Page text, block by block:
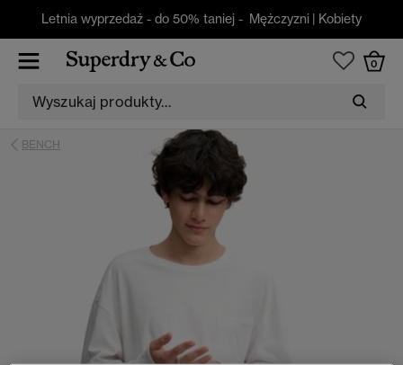
Letnia wyprzedaż - do 50% taniej - Mężczyzni | Kobiety
0
BENCH